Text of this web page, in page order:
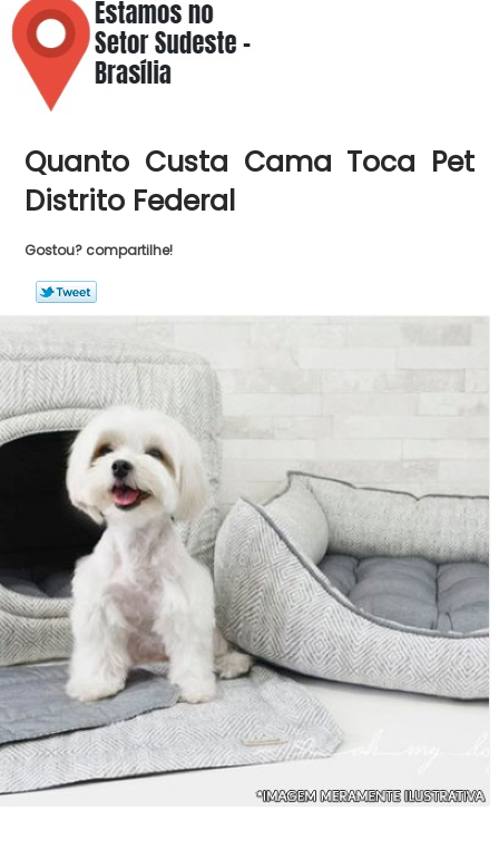
Quanto Custa Cama Toca Pet
Distrito Federal
Gostou? compartilhe!